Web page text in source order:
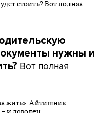
нужны и
Вот полная